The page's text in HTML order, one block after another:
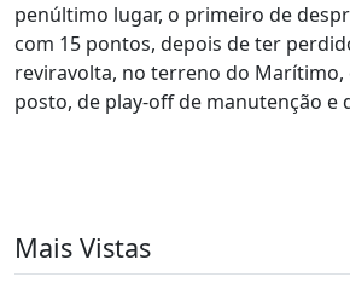
penúltimo lugar, o primeiro de
com 15 pontos, depois de ter
reviravolta, no terreno do Marítimo,
posto, de play-off de manutenção e
Mais Vistas